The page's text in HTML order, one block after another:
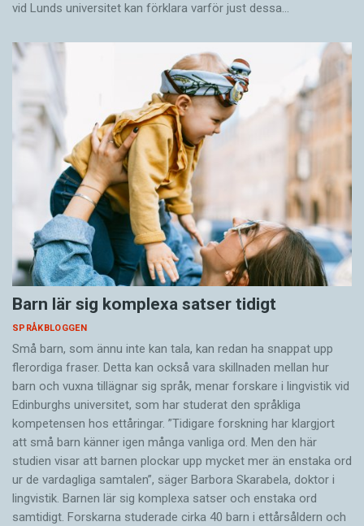
vid Lunds universitet kan förklara varför just dessa…
Barn lär sig komplexa satser tidigt
SPRÅKBLOGGEN
Små barn, som ännu inte kan tala, kan redan ha snappat upp
flerordiga fraser. Detta kan också vara skillnaden mellan hur
barn och vuxna tillägnar sig språk, menar forskare i lingvistik vid
Edinburghs universitet, som har studerat den språkliga
kompetensen hos ettåringar. ”Tidigare forskning har klargjort
att små barn känner igen många vanliga ord. Men den här
studien visar att barnen plockar upp mycket mer än enstaka ord
ur de vardagliga samtalen”, säger Barbora Skarabela, doktor i
lingvistik. Barnen lär sig komplexa satser och enstaka ord
samtidigt. Forskarna studerade cirka 40 barn i ettårsåldern och